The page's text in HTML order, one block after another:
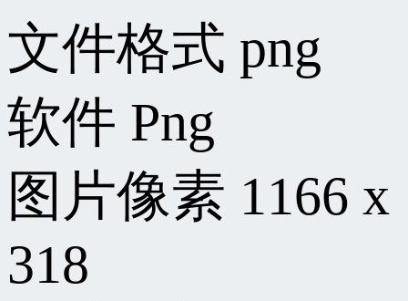
文件格式 png
软件 Png
图片像素 1166 x
318